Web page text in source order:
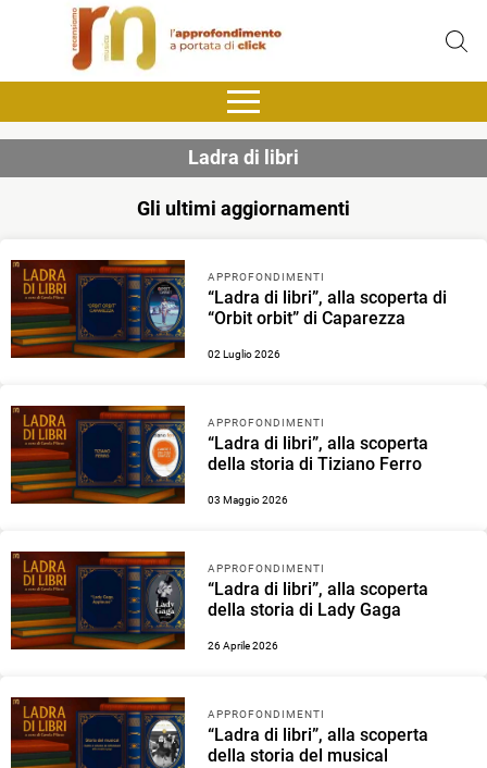
Ladra di libri
Gli ultimi aggiornamenti
APPROFONDIMENTI
“Ladra di libri”, alla scoperta di
“Orbit orbit” di Caparezza
02 Luglio 2026
APPROFONDIMENTI
“Ladra di libri”, alla scoperta
della storia di Tiziano Ferro
03 Maggio 2026
APPROFONDIMENTI
“Ladra di libri”, alla scoperta
della storia di Lady Gaga
26 Aprile 2026
APPROFONDIMENTI
“Ladra di libri”, alla scoperta
della storia del musical